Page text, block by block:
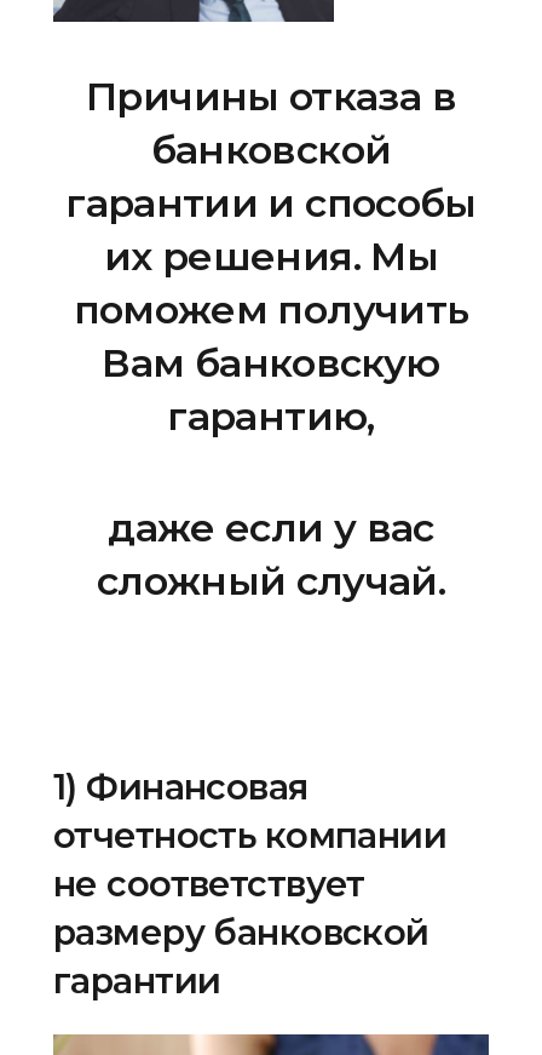
Причины отказа в
банковской
гарантии и способы
их решения. Мы
поможем получить
Вам банковскую
гарантию,
даже если у вас
сложный случай.
1) Финансовая
отчетность компании
не соответствует
размеру банковской
гарантии